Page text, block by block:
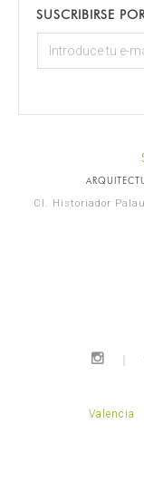
SUSCRIBIRSE
Cl. Historiador
Valencia